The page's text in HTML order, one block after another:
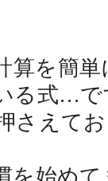
算を簡
る式…で
さえて